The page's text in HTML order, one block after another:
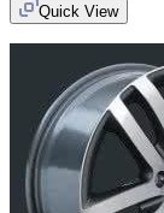
Quick View